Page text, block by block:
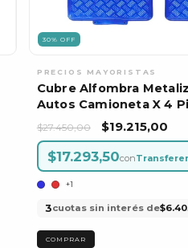
30% OFF
Cubre Alfombra
Autos Camioneta X 4
$27.450,00 $19.215,00
$17.293,50con
+1
3cuotas sin interés de
COMPRAR